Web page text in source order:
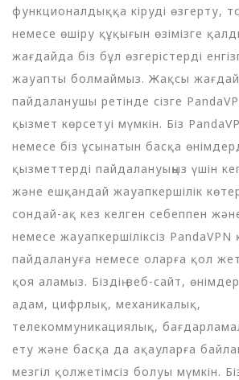
функционалдыққа кіруді өзгерту,
немесе өшіру құқығын өзімізге
жағдайда біз бұл өзгерістерді
жауапты болмаймыз. Жақсы
пайдаланушы ретінде сізге
қызмет көрсетуі мүмкін. Біз
немесе біз ұсынатын басқа
қызметтерді пайдалануыңыз үшін
және ешқандай жауапкершілік
сондай-ақ кез келген себеппен
немесе жауапкершіліксіз PandaVPN
пайдалануға немесе оларға қол
қоя аламыз. Біздің веб-сайт,
адам, цифрлық, механикалық,
телекоммуникациялық,
ету және басқа да ақауларға
мезгіл қолжетімсіз болуы мүмкін.